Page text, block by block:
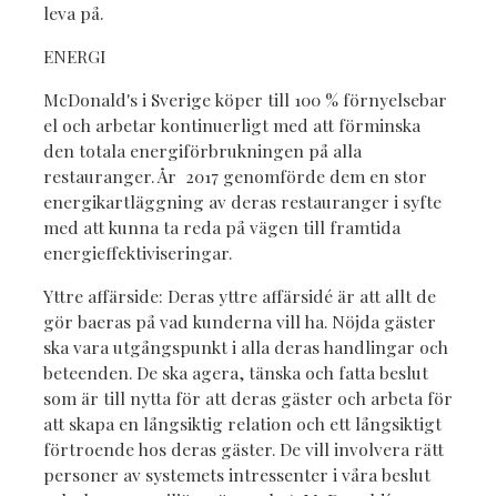
leva på.
ENERGI
McDonald's i Sverige köper till 100 % förnyelsebar
el och arbetar kontinuerligt med att förminska
den totala energiförbrukningen på alla
restauranger. År 2017 genomförde dem en stor
energikartläggning av deras restauranger i syfte
med att kunna ta reda på vägen till framtida
energieffektiviseringar.
Yttre affärside: Deras yttre affärsidé är att allt de
gör baeras på vad kunderna vill ha. Nöjda gäster
ska vara utgångspunkt i alla deras handlingar och
beteenden. De ska agera, tänska och fatta beslut
som är till nytta för att deras gäster och arbeta för
att skapa en långsiktig relation och ett långsiktigt
förtroende hos deras gäster. De vill involvera rätt
personer av systemets intressenter i våra beslut